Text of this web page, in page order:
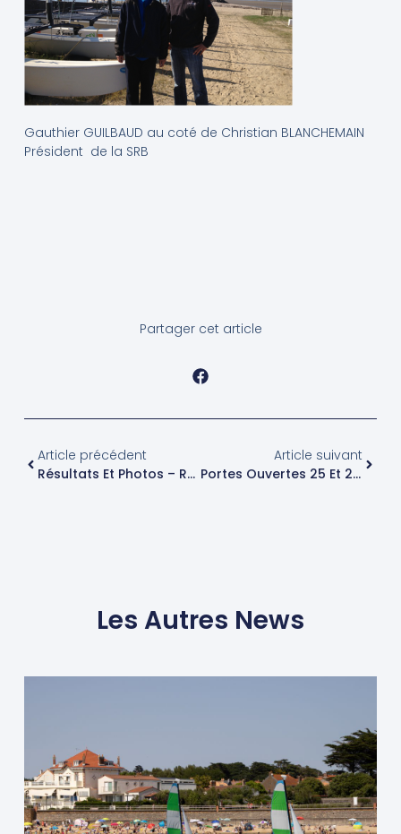
Gauthier GUILBAUD au coté de Christian BLANCHEMAIN
Président de la SRB
Partager cet article
Article précédent
Résultats Et Photos – Régate CDV Du 6 Avril 2013
Article suivant
Portes Ouvertes 25 Et 26 Mai 2013
Les Autres News